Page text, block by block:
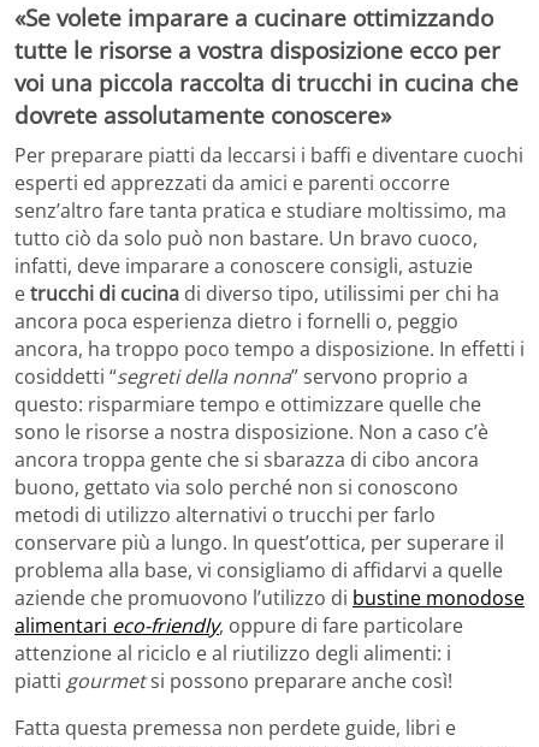
«Se volete imparare a cucinare ottimizzando
tutte le risorse a vostra disposizione ecco per
voi una piccola raccolta di trucchi in cucina che
dovrete assolutamente conoscere»
Per preparare piatti da leccarsi i baffi e diventare cuochi
esperti ed apprezzati da amici e parenti occorre
senz’altro fare tanta pratica e studiare moltissimo, ma
tutto ciò da solo può non bastare. Un bravo cuoco,
infatti, deve imparare a conoscere consigli, astuzie
etrucchi di cucina di diverso tipo, utilissimi per chi ha
ancora poca esperienza dietro i fornelli o, peggio
ancora, ha troppo poco tempo a disposizione. In effetti i
cosiddetti “segreti della nonna” servono proprio a
questo: risparmiare tempo e ottimizzare quelle che
sono le risorse a nostra disposizione. Non a caso c’è
ancora troppa gente che si sbarazza di cibo ancora
buono, gettato via solo perché non si conoscono
metodi di utilizzo alternativi o trucchi per farlo
conservare più a lungo. In quest’ottica, per superare il
problema alla base, vi consigliamo di affidarvi a quelle
aziende che promuovono l’utilizzo di bustine monodose
alimentari eco-friendly, oppure di fare particolare
attenzione al riciclo e al riutilizzo degli alimenti: i
piatti gourmetsi possono preparare anche così!
Fatta questa premessa non perdete guide, libri e